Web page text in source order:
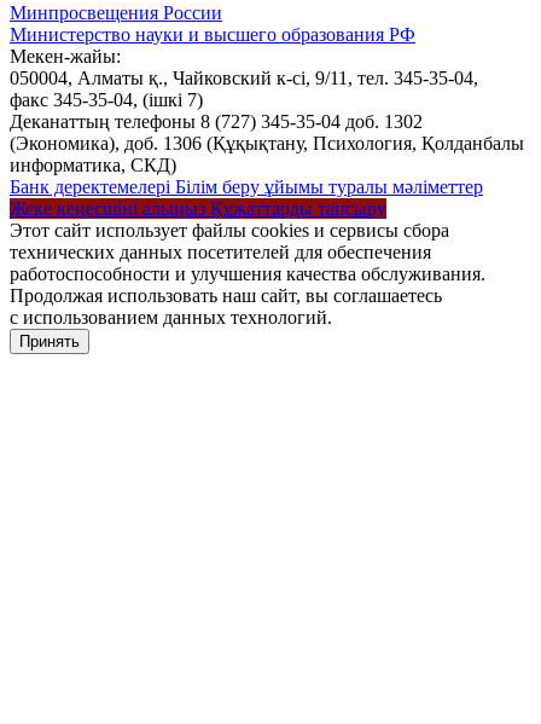
Минпросвещения России
Министерство науки и высшего образования РФ
Мекен-жайы:
050004, Алматы қ., Чайковский к-сі, 9/11, тел. 345-35-04,
факс 345-35-04, (ішкі 7)
Деканаттың телефоны 8 (727) 345-35-04 доб. 1302
(Экономика), доб. 1306 (Құқықтану, Психология, Қолданбалы
информатика, СКД)
Банк деректемелері Білім беру ұйымы туралы мәліметтер
Жеке кеңесшіні алыңыз Құжаттарды тапсыру
Этот сайт использует файлы cookies и сервисы сбора
технических данных посетителей для обеспечения
работоспособности и улучшения качества обслуживания.
Продолжая использовать наш сайт, вы соглашаетесь
с использованием данных технологий.
Принять